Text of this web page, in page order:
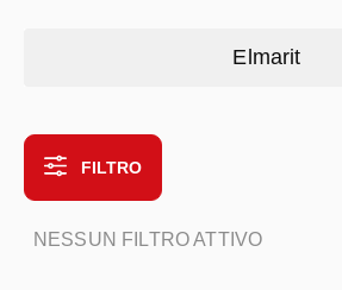
Elmarit
FILTRO
NESSUN FILTRO ATTIVO